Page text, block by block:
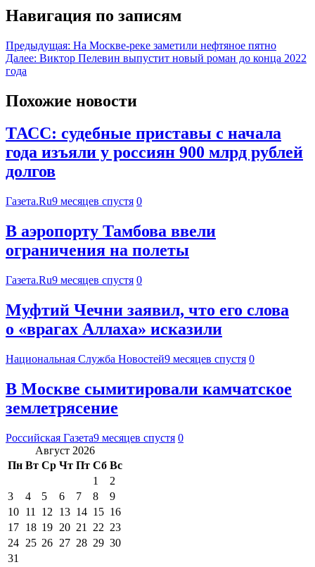
Навигация по записям
Предыдущая: На Москве-реке заметили нефтяное пятно
Далее: Виктор Пелевин выпустит новый роман до конца 2022
года
Похожие новости
ТАСС: судебные приставы с начала
года изъяли у россиян 900 млрд рублей
долгов
Газета.Ru9 месяцев спустя 0
В аэропорту Тамбова ввели
ограничения на полеты
Газета.Ru9 месяцев спустя 0
Муфтий Чечни заявил, что его слова
о «врагах Аллаха» исказили
Национальная Служба Новостей9 месяцев спустя 0
В Москве сымитировали камчатское
землетрясение
Российская Газета9 месяцев спустя 0
Август 2026
Пн Вт Ср Чт Пт Сб Вс
1
2
3
4 5 6 7 8
9
10 11 12 13 14 15 16
17 18 19 20 21 22 23
24 25 26 27 28 29 30
31